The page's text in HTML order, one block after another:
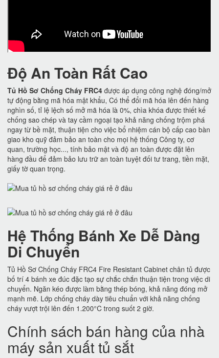
Độ An Toàn Rất Cao
Tủ Hồ Sơ Chống Cháy FRC4 được áp dụng công nghệ đóng/mở
tự động bằng mã hóa mật khẩu, Có thể đổi mã hóa lên đến hàng
nghìn số, tỉ lệ lệch số mở mã hóa là 0%, chìa khóa được thiết kế
chống sao chép và tay cầm ngoại tạo khả năng chống trộm phá
ngay từ bề mặt, thuận tiện cho việc bổ nhiệm cán bộ cấp cao bàn
giao kho quỹ đảm bảo an toàn cho mọi hệ thống Công ty, cơ
quan, trường học..., tính bảo mật và độ an toàn được đặt lên
hàng đầu để đảm bảo lưu trữ an toàn tuyệt đối tư trang, tiền mặt,
giấy tờ quan trọng.
Hệ Thống Bánh Xe Dễ Dàng
Di Chuyển
Tủ Hồ Sơ Chống Cháy FRC4 Fire Resistant Cabinet chân tủ được
bố trí 4 bánh xe đúc đặc tạo sự chắc chắn thuận tiện trong việc di
chuyển. Ngăn kéo được làm bằng thép bóng, khả năng đóng mở
mạnh mẽ. Lớp chống cháy dày tiêu chuẩn với khả năng chống
cháy vượt trội lên đến 1.200°C trong suốt 2 giờ.
Chính sách bán hàng của nhà
máy sản xuất tủ sắt